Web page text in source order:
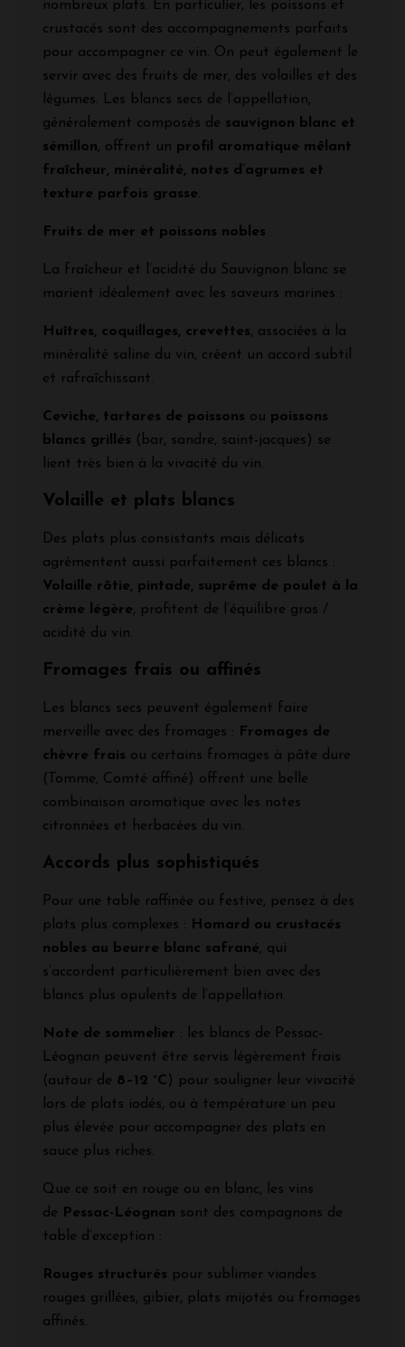
nombreux plats. En particulier, les poissons et
crustacés sont des accompagnements parfaits
pour accompagner ce vin. On peut également le
servir avec des fruits de mer, des volailles et des
légumes. Les blancs secs de l’appellation,
généralement composés de sauvignon blanc et
sémillon, offrent un profil aromatique mêlant
fraîcheur, minéralité, notes d’agrumes et
texture parfois grasse.
Fruits de mer et poissons nobles
La fraîcheur et l’acidité du Sauvignon blanc se
marient idéalement avec les saveurs marines :
Huîtres, coquillages, crevettes, associées à la
minéralité saline du vin, créent un accord subtil
et rafraîchissant.
Ceviche, tartares de poissons ou poissons
blancs grillés (bar, sandre, saint-jacques) se
lient très bien à la vivacité du vin.
Volaille et plats blancs
Des plats plus consistants mais délicats
agrémentent aussi parfaitement ces blancs :
Volaille rôtie, pintade, suprême de poulet à la
crème légère, profitent de l’équilibre gras /
acidité du vin.
Fromages frais ou affinés
Les blancs secs peuvent également faire
merveille avec des fromages :
Fromages de
chèvre frais ou certains fromages à pâte dure
(Tomme, Comté affiné) offrent une belle
combinaison aromatique avec les notes
citronnées et herbacées du vin.
Accords plus sophistiqués
Pour une table raffinée ou festive, pensez à des
plats plus complexes :
Homard ou crustacés
nobles au beurre blanc safrané, qui
s’accordent particulièrement bien avec des
blancs plus opulents de l’appellation.
Note de sommelier : les blancs de Pessac-
Léognan peuvent être servis légèrement frais
(autour de 8–12 °C) pour souligner leur vivacité
lors de plats iodés, ou à température un peu
plus élevée pour accompagner des plats en
sauce plus riches.
Que ce soit en rouge ou en blanc, les vins
de
Pessac-Léognan sont des compagnons de
table d’exception :
Rouges structurés pour sublimer viandes
rouges grillées, gibier, plats mijotés ou fromages
affinés.